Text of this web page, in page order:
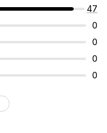
47
0
0
0
0